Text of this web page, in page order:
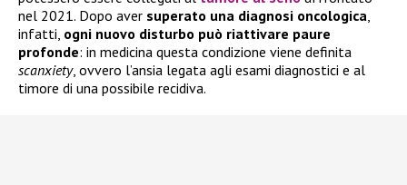
nel 2021. Dopo aver superato una diagnosi oncologica,
infatti, ogni nuovo disturbo può riattivare paure
profonde: in medicina questa condizione viene definita
scanxiety, ovvero l’ansia legata agli esami diagnostici e al
timore di una possibile recidiva.